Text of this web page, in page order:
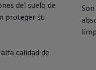
tienda
y las emisoras de
del suelo de
proteger su
calidad de